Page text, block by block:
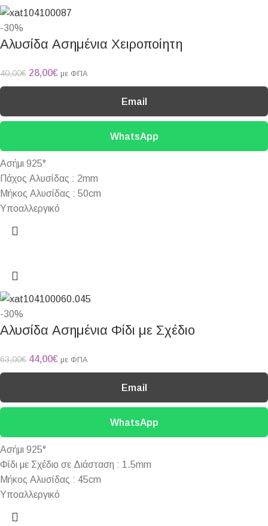
-30%
Αλυσίδα Ασημένια Χειροποίητη
40,00€ 28,00€ με ΦΠΑ
Email
WhatsApp
Ασήμι 925°
Πάχος Αλυσίδας : 2mm
Μήκος Αλυσίδας : 50cm
Υποαλλεργικό
-30%
Αλυσίδα Ασημένια Φίδι με Σχέδιο
63,00€ 44,00€ με ΦΠΑ
Email
WhatsApp
Ασήμι 925°
Φίδι με Σχέδιο σε Διάσταση : 1.5mm
Μήκος Αλυσίδας : 45cm
Υποαλλεργικό